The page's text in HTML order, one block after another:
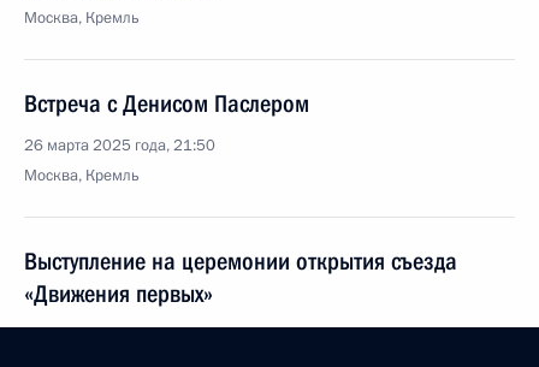
Москва, Кремль
Встреча с Денисом Паслером
26 марта 2025 года, 21:50
Москва, Кремль
Выступление на церемонии открытия съезда
«Движения первых»